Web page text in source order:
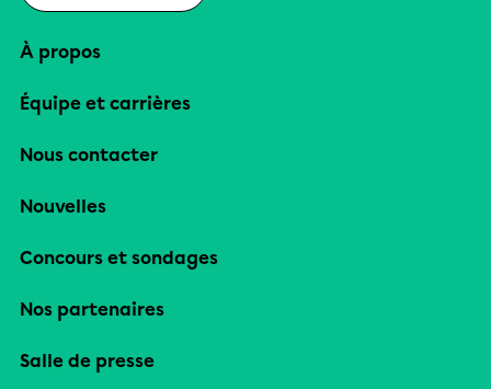
À propos
Équipe et carrières
Nous contacter
Nouvelles
Concours et sondages
Nos partenaires
Salle de presse